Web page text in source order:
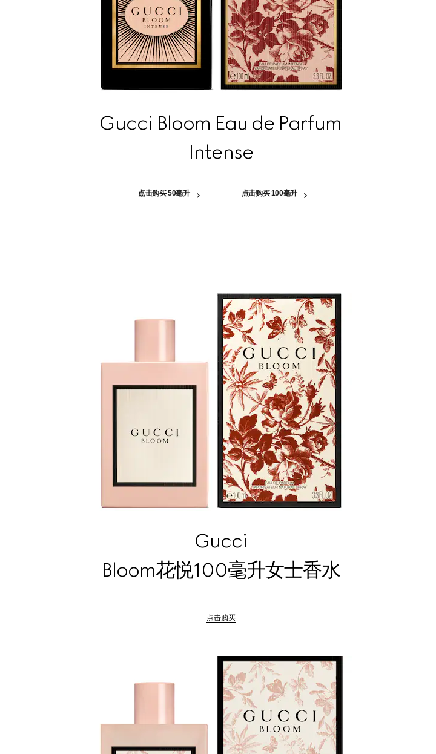
Gucci Bloom Eau de Parfum
Intense
点击购买 50毫升 点击购买 100毫升
Gucci
Bloom花悦100毫升女士香水
点击购买